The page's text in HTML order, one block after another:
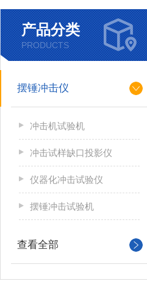
产品分类
PRODUCTS
摆锤冲击仪
冲击机试验机
冲击试样缺口投影仪
仪器化冲击试验仪
摆锤冲击试验机
查看全部